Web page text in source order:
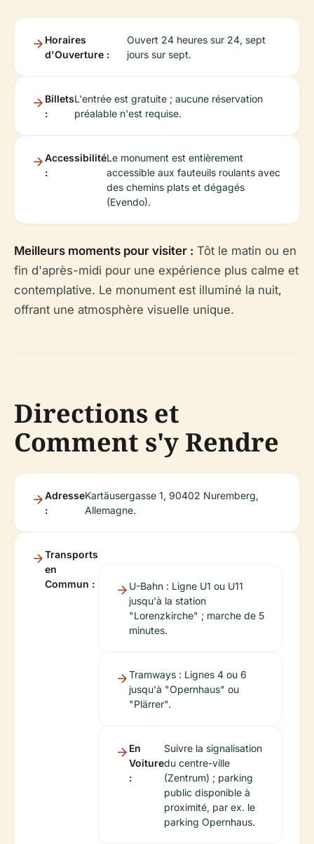
Horaires
d'Ouverture :
Ouvert 24 heures sur 24, sept
jours sur sept.
Billets
:
L'entrée est gratuite ; aucune réservation
préalable n'est requise.
Accessibilité
:
Le monument est entièrement
accessible aux fauteuils roulants avec
des chemins plats et dégagés
(Evendo).
Meilleurs moments pour visiter : Tôt le matin ou en
fin d'après-midi pour une expérience plus calme et
contemplative. Le monument est illuminé la nuit,
offrant une atmosphère visuelle unique.
Directions et
Comment s'y Rendre
Adresse
:
Kartäusergasse 1, 90402 Nuremberg,
Allemagne.
Transports
en
Commun :
U-Bahn : Ligne U1 ou U11
jusqu'à la station
"Lorenzkirche" ; marche de 5
minutes.
Tramways : Lignes 4 ou 6
jusqu'à "Opernhaus" ou
"Plärrer".
En
Voiture
:
Suivre la signalisation
du centre-ville
(Zentrum) ; parking
public disponible à
proximité, par ex. le
parking Opernhaus.